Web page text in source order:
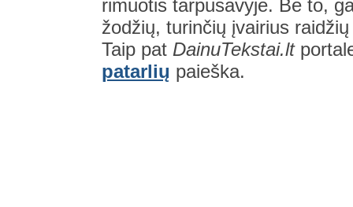
rimuotis tarpusavyje. Be to,
žodžių, turinčių įvairius
Taip pat DainuTekstai.lt
patarlių paieška.